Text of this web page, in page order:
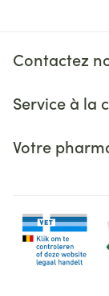
Contactez
Service à la
Votre